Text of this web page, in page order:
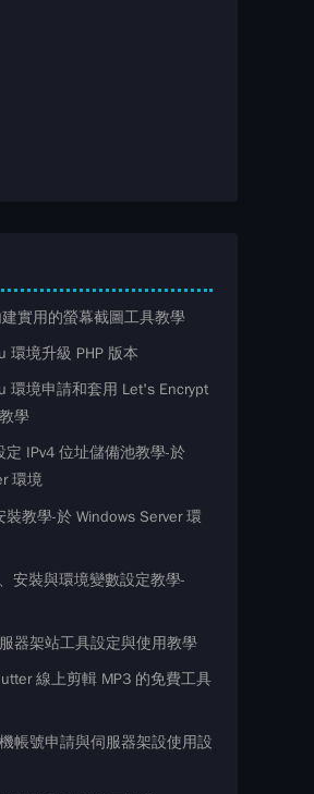
實用的螢幕截圖工具教學
環境升級 PHP 版本
環境申請和套用 Let's Encrypt
學
定 IPv4 位址儲備池教學-於
環境
裝教學-於 Windows Server 環
安裝與環境變數設定教學-
器架站工具設定與使用教學
線上剪輯 MP3 的免費工具
帳號申請與伺服器架設使用設